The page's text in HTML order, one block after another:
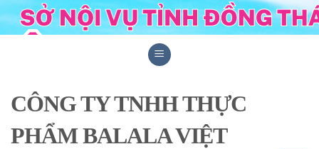
Skip
to
CÔNG TY TNHH THỰC
PHẨM BALALA VIỆT